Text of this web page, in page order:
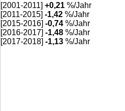
[2001-2011] +0,21 %/Jahr
[2011-2015] -1,42 %/Jahr
[2015-2016] -0,74 %/Jahr
[2016-2017] -1,48 %/Jahr
[2017-2018] -1,13 %/Jahr